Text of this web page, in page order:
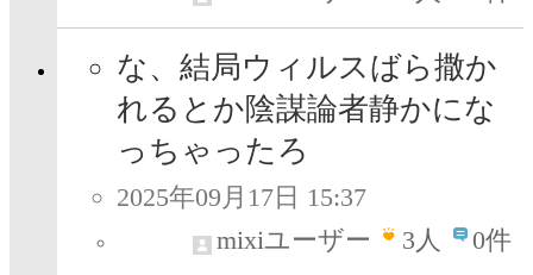
な、結局ウィルスばら撒か
れるとか陰謀論者静かにな
っちゃったろ
2025年09月17日 15:37
mixiユーザー
3人 0件